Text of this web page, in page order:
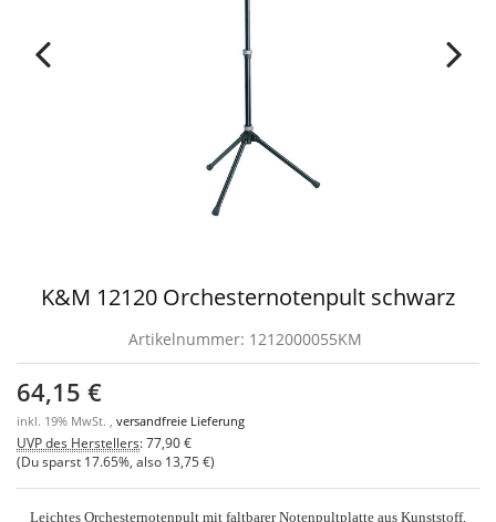
K&M 12120 Orchesternotenpult schwarz
Artikelnummer: 1212000055KM
64,15 €
inkl. 19% MwSt. , versandfreie Lieferung
UVP des Herstellers:77,90 €
(Du sparst 17.65% , also 13,75 €)
Leichtes Orchesternotenpult mit faltbarer Notenpultplatte aus Kunststoff,